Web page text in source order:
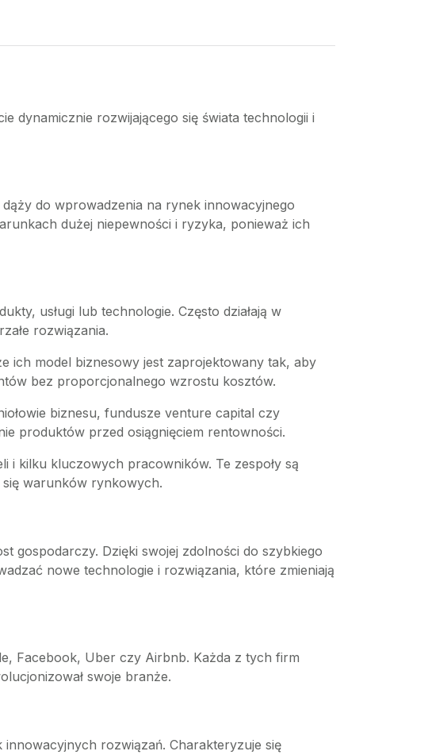
dynamicznie rozwijającego się świata technologii i
do wprowadzenia na rynek innowacyjnego
dużej niepewności i ryzyka, ponieważ ich
usługi lub technologie. Często działają w
rozwiązania.
ich model biznesowy jest zaprojektowany tak, aby
bez proporcjonalnego wzrostu kosztów.
biznesu, fundusze venture capital czy
produktów przed osiągnięciem rentowności.
i kilku kluczowych pracowników. Te zespoły są
się warunków rynkowych.
gospodarczy. Dzięki swojej zdolności do szybkiego
nowe technologie i rozwiązania, które zmieniają
Facebook, Uber czy Airbnb. Każda z tych firm
swoje branże.
rozwiązań. Charakteryzuje się